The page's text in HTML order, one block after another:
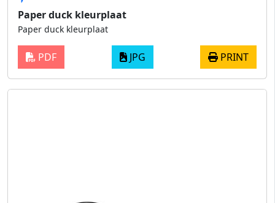
Paper duck kleurplaat
Paper duck kleurplaat
PDF JPG PRINT